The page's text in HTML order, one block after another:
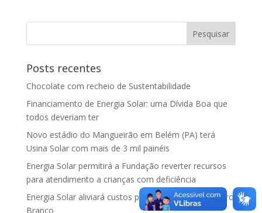
Posts recentes
Chocolate com recheio de Sustentabilidade
Financiamento de Energia Solar: uma Dívida Boa que
todos deveriam ter
Novo estádio do Mangueirão em Belém (PA) terá
Usina Solar com mais de 3 mil painéis
Energia Solar permitirá a Fundação reverter recursos
para atendimento a crianças com deficiência
Energia Solar aliviará custos para famílias da Vila Barro
Branco